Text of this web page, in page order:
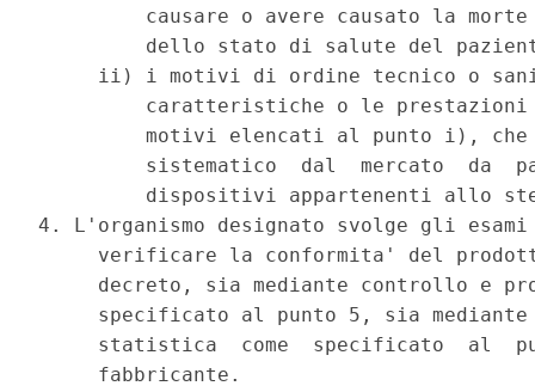
causare o avere causato la
dello stato di salute del
ii) i motivi di ordine tecnico o
caratteristiche o le
motivi elencati al punto i),
sistematico  dal  mercato  da
dispositivi appartenenti allo
4. L'organismo designato svolge gli
verificare la conformita' del
decreto, sia mediante controllo e
specificato al punto 5, sia
statistica  come  specificato  al
     fabbricante.